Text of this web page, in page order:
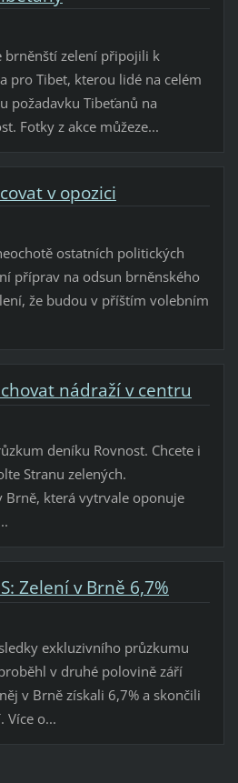
brněnští zelení připojili k
pro Tibet, kterou lidé na celém
požadavku Tibeťanů na
Fotky z akce můžeze...
v opozici
ostatních politických
příprav na odsun brněnského
že budou v příštím volebním
nádraží v centru
deníku Rovnost. Chcete i
Stranu zelených.
Brně, která vytrvale oponuje
Zelení v Brně 6,7%
exkluzivního průzkumu
v druhé polovině září
v Brně získali 6,7% a skončili
Více o...